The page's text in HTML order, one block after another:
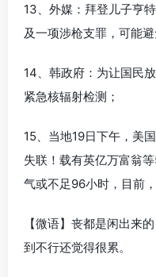
13、外媒：拜登儿子亨
及一项涉枪支罪，可能避
14、韩政府：为让国民
紧急核辐射检测；
15、当地19日下午，美
失联！载有英亿万富翁
气或不足96小时，目前
【微语】丧都是闲出来
到不行还觉得很累。